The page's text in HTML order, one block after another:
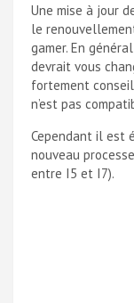
Une mise à jour
le
gamer. En
devrait vous
fortement
n’est pas
Cependant il est
nouveau
entre I5 et I7).